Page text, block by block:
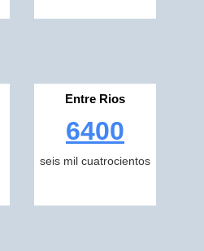
Entre Rios
6400
seis mil cuatrocientos